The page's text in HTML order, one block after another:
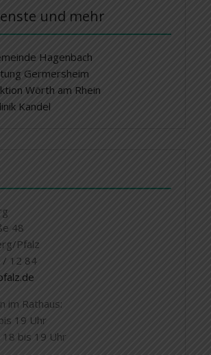
und mehr
Hagenbach
Germersheim
Wörth am Rhein
Kandel
48
Pfalz
/ 12 84
im Rathaus:
19 Uhr
bis 19 Uhr